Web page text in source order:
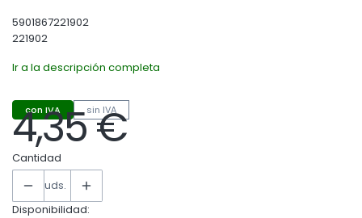
5901867221902
221902
Ir a la descripción completa
con IVA sin IVA
Precio
4,35 €
Cantidad
uds.
Disponibilidad: